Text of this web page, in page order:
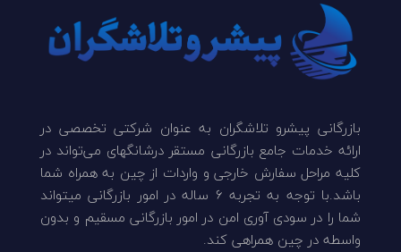
بازرگانی پیشرو تلاشگران به عنوان شرکتی تخصصی در
ارائه خدمات جامع بازرگانی مستقر درشانگهای می‌تواند در
کلیه مراحل سفارش خارجی و واردات از چین به همراه شما
باشد.با توجه به تجربه 6 ساله در امور بازرگانی میتواند
شما را در سودی آوری امن در امور بازرگانی مسقیم و بدون
واسطه در چین همراهی کند.